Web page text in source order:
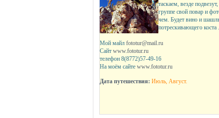
таскаем, везде
группе свой повар и
чем. Будет вино и
потрескивающего
Мой майл fototur@mail.ru
Сайт www.fototur.ru
телефон 8(8772)57-49-16
На моём сайте www.fototur.ru
Дата путешествия: Июль, Август.